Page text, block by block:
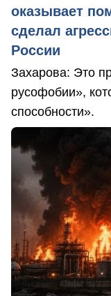
оказывает
сделал
России
Захарова: Это
русофобии»,
способности».